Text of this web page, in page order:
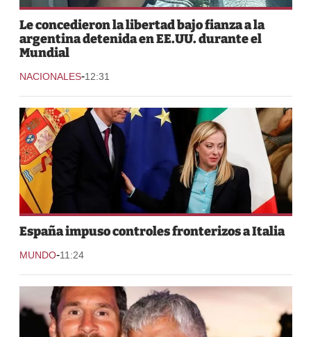
Le concedieron la libertad bajo fianza a la
argentina detenida en EE.UU. durante el
Mundial
NACIONALES-12:31
España impuso controles fronterizos a Italia
MUNDO-11:24